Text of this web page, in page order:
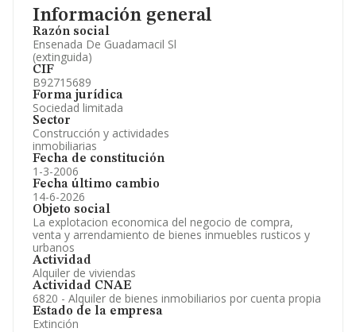
Información general
Razón social
Ensenada De Guadamacil Sl
(extinguida)
CIF
B92715689
Forma jurídica
Sociedad limitada
Sector
Construcción y actividades
inmobiliarias
Fecha de constitución
1-3-2006
Fecha último cambio
14-6-2026
Objeto social
La explotacion economica del negocio de compra,
venta y arrendamiento de bienes inmuebles rusticos y
urbanos
Actividad
Alquiler de viviendas
Actividad CNAE
6820 - Alquiler de bienes inmobiliarios por cuenta propia
Estado de la empresa
Extinción
Información oficial y registral complementaria.